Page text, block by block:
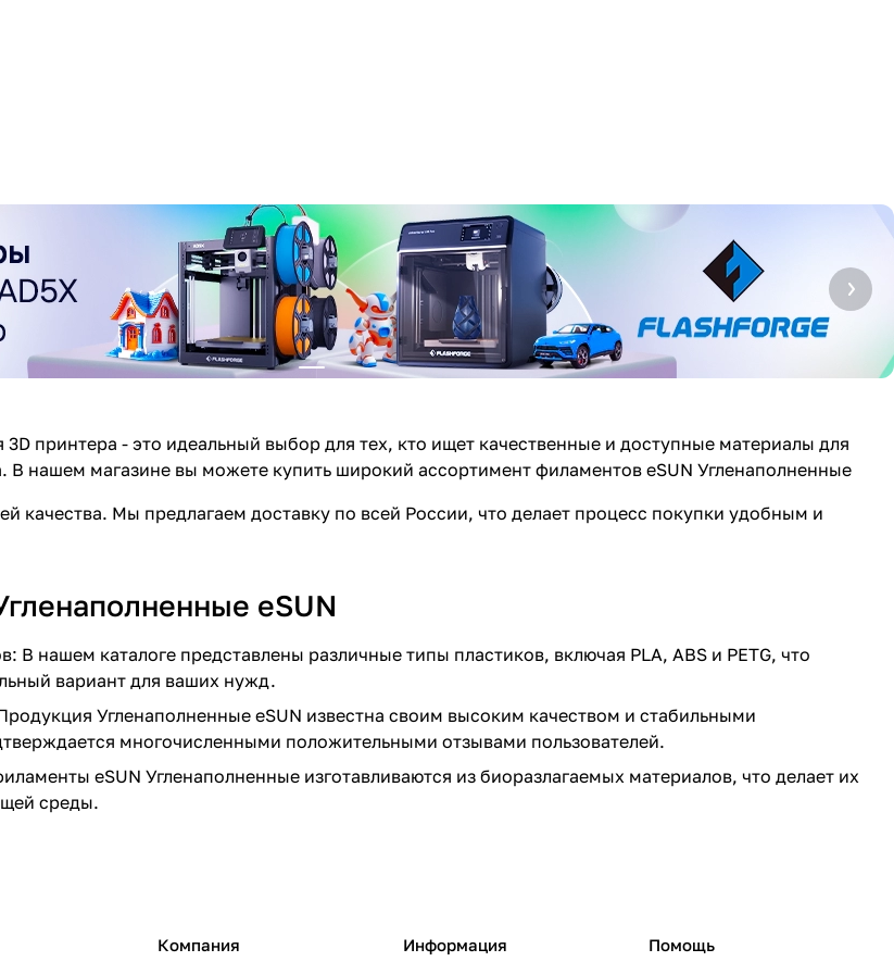
3D принтера - это идеальный выбор для тех, кто ищет качественные и доступные материалы для
В нашем магазине вы можете купить широкий ассортимент филаментов eSUN Угленаполненные
качества. Мы предлагаем доставку по всей России, что делает процесс покупки удобным и
eSUN
В нашем каталоге представлены различные типы пластиков, включая PLA, ABS и PETG, что
вариант для ваших нужд.
Угленаполненные eSUN известна своим высоким качеством и стабильными
многочисленными положительными отзывами пользователей.
eSUN Угленаполненные изготавливаются из биоразлагаемых материалов, что делает их
среды.
Компания Информация Помощь